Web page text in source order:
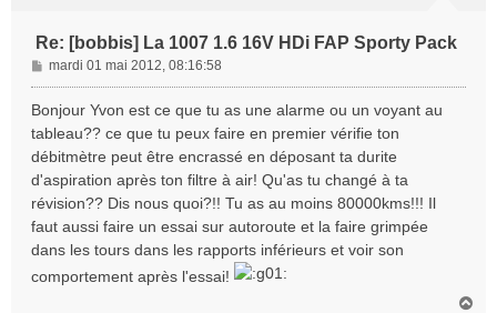
Re: [bobbis] La 1007 1.6 16V HDi FAP Sporty Pack
M
e
a
g
e
mardi 01 mai 2012, 08:16:58
Bonjour Yvon est ce que tu as une alarme ou un voyant au
tableau?? ce que tu peux faire en premier vérifie ton
débitmètre peut être encrassé en déposant ta durite
d'aspiration après ton filtre à air! Qu'as tu changé à ta
révision?? Dis nous quoi?!! Tu as au moins 80000kms!!! Il
faut aussi faire un essai sur autoroute et la faire grimpée
dans les tours dans les rapports inférieurs et voir son
comportement après l'essai!